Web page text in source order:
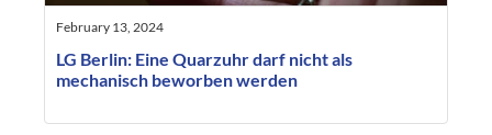
February 13, 2024
LG Berlin: Eine Quarzuhr darf nicht als
mechanisch beworben werden